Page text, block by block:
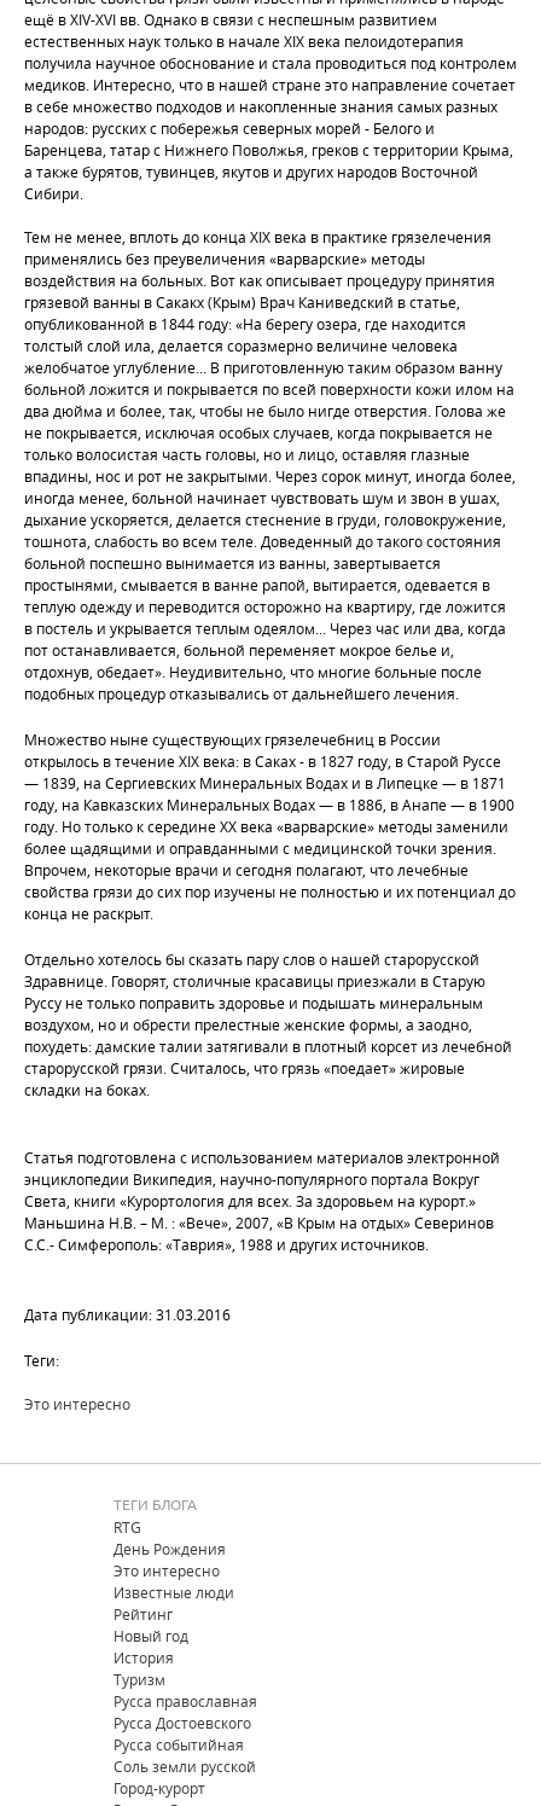
ещё в XIV-XVI вв. Однако в связи с неспешным развитием
естественных наук только в начале XIX века пелоидотерапия
получила научное обоснование и стала проводиться под контролем
медиков. Интересно, что в нашей стране это направление сочетает
в себе множество подходов и накопленные знания самых разных
народов: русских с побережья северных морей - Белого и
Баренцева, татар с Нижнего Поволжья, греков с территории Крыма,
а также бурятов, тувинцев, якутов и других народов Восточной
Сибири.
Тем не менее, вплоть до конца XIX века в практике грязелечения
применялись без преувеличения «варварские» методы
воздействия на больных. Вот как описывает процедуру принятия
грязевой ванны в Сакакх (Крым) Врач Каниведский в статье,
опубликованной в 1844 году: «На берегу озера, где находится
толстый слой ила, делается соразмерно величине человека
желобчатое углубление... В приготовленную таким образом ванну
больной ложится и покрывается по всей поверхности кожи илом на
два дюйма и более, так, чтобы не было нигде отверстия. Голова же
не покрывается, исключая особых случаев, когда покрывается не
только волосистая часть головы, но и лицо, оставляя глазные
впадины, нос и рот не закрытыми. Через сорок минут, иногда более,
иногда менее, больной начинает чувствовать шум и звон в ушах,
дыхание ускоряется, делается стеснение в груди, головокружение,
тошнота, слабость во всем теле. Доведенный до такого состояния
больной поспешно вынимается из ванны, завертывается
простынями, смывается в ванне рапой, вытирается, одевается в
теплую одежду и переводится осторожно на квартиру, где ложится
в постель и укрывается теплым одеялом... Через час или два, когда
пот останавливается, больной переменяет мокрое белье и,
отдохнув, обедает». Неудивительно, что многие больные после
подобных процедур отказывались от дальнейшего лечения.
Множество ныне существующих грязелечебниц в России
открылось в течение XIX века: в Саках - в 1827 году, в Старой Руссе
— 1839, на Сергиевских Минеральных Водах и в Липецке — в 1871
году, на Кавказских Минеральных Водах — в 1886, в Анапе — в 1900
году. Но только к середине XX века «варварские» методы заменили
более щадящими и оправданными с медицинской точки зрения.
Впрочем, некоторые врачи и сегодня полагают, что лечебные
свойства грязи до сих пор изучены не полностью и их потенциал до
конца не раскрыт.
Отдельно хотелось бы сказать пару слов о нашей старорусской
Здравнице. Говорят, столичные красавицы приезжали в Старую
Руссу не только поправить здоровье и подышать минеральным
воздухом, но и обрести прелестные женские формы, а заодно,
похудеть: дамские талии затягивали в плотный корсет из лечебной
старорусской грязи. Считалось, что грязь «поедает» жировые
складки на боках.
Статья подготовлена с использованием материалов электронной
энциклопедии Википедия, научно-популярного портала Вокруг
Света, книги «Курортология для всех. За здоровьем на курорт.»
Маньшина Н.В. – М. : «Вече», 2007, «В Крым на отдых» Северинов
С.С.- Симферополь: «Таврия», 1988 и других источников.
Дата публикации: 31.03.2016
Теги:
Это интересно
ТЕГИ БЛОГА
RTG
День Рождения
Это интересно
Известные люди
Рейтинг
Новый год
История
Туризм
Русса православная
Русса Достоевского
Русса событийная
Соль земли русской
Город-курорт